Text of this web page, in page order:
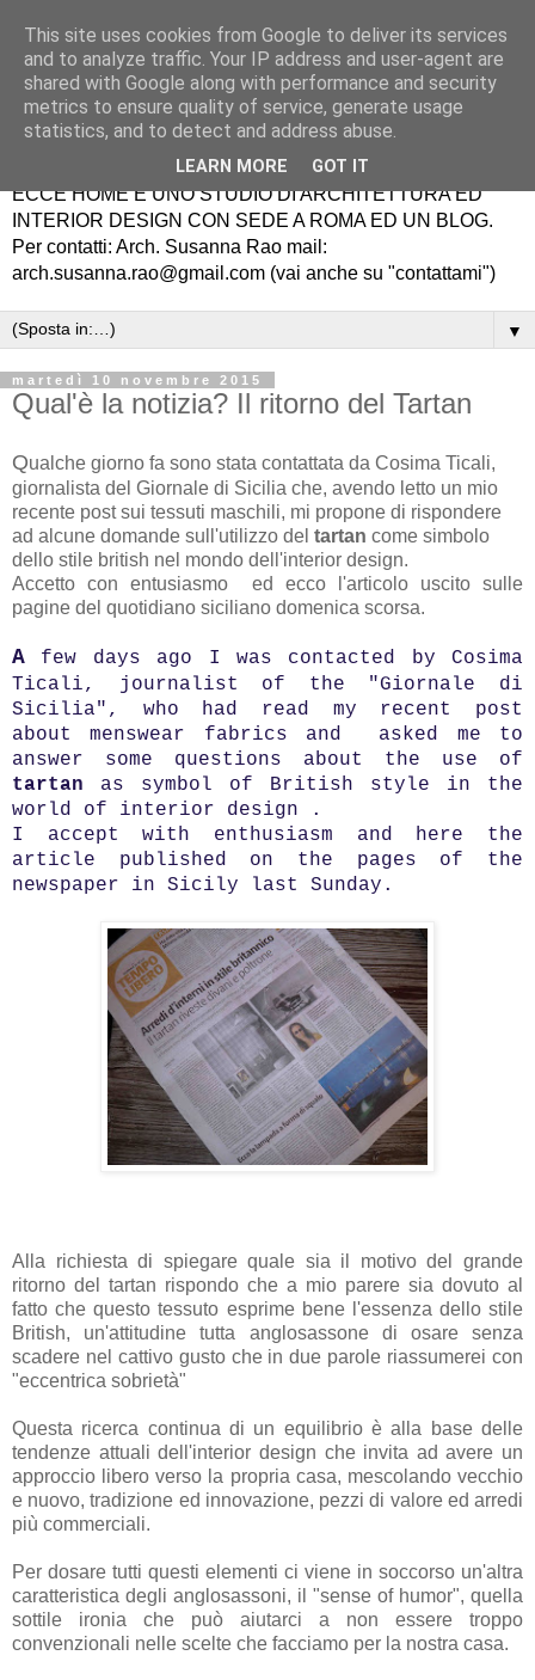
ECCE HOME É UNO STUDIO DI ARCHITETTURA ED
INTERIOR DESIGN CON SEDE A ROMA ED UN BLOG.
Per contatti: Arch. Susanna Rao mail:
arch.susanna.rao@gmail.com (vai anche su "contattami")
▼
martedì 10 novembre 2015
Qual'è la notizia? Il ritorno del Tartan
Qualche giorno fa sono stata contattata da Cosima Ticali,
giornalista del Giornale di Sicilia che, avendo letto un mio
recente post sui tessuti maschili, mi propone di rispondere
ad alcune domande sull'utilizzo del tartan come simbolo
dello stile british nel mondo dell'interior design.
Accetto con entusiasmo ed ecco l'articolo uscito sulle
pagine del quotidiano siciliano domenica scorsa.
A few days ago I was contacted by Cosima
Ticali, journalist of the "Giornale di
Sicilia", who had read my recent post
about menswear fabrics and asked me to
answer some questions about the use of
tartan as symbol of British style in the
world of interior design .
I accept with enthusiasm and here the
article published on the pages of the
newspaper in Sicily last Sunday.
Alla richiesta di spiegare quale sia il motivo del grande
ritorno del tartan rispondo che a mio parere sia dovuto al
fatto che questo tessuto esprime bene l'essenza dello stile
British, un'attitudine tutta anglosassone di osare senza
scadere nel cattivo gusto che in due parole riassumerei con
"eccentrica sobrietà"
Questa ricerca continua di un equilibrio è alla base delle
tendenze attuali dell'interior design che invita ad avere un
approccio libero verso la propria casa, mescolando vecchio
e nuovo, tradizione ed innovazione, pezzi di valore ed arredi
più commerciali.
Per dosare tutti questi elementi ci viene in soccorso un'altra
caratteristica degli anglosassoni, il "sense of humor", quella
sottile ironia che può aiutarci a non essere troppo
convenzionali nelle scelte che facciamo per la nostra casa.
This site uses cookies from Google to deliver its services
and to analyze traffic. Your IP address and user-agent are
shared with Google along with performance and security
metrics to ensure quality of service, generate usage
statistics, and to detect and address abuse.
LEARN MORE GOT IT